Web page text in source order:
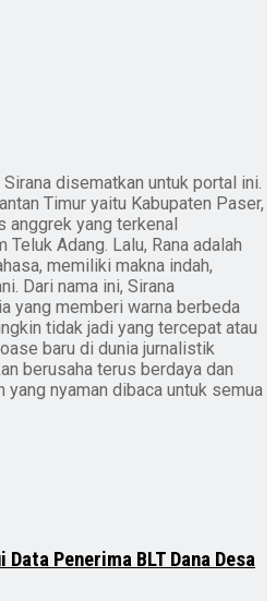
disematkan untuk portal ini.
Timur yaitu Kabupaten Paser,
anggrek yang terkenal
Teluk Adang. Lalu, Rana adalah
memiliki makna indah,
Dari nama ini, Sirana
yang memberi warna berbeda
tidak jadi yang tercepat atau
baru di dunia jurnalistik
berusaha terus berdaya dan
yang nyaman dibaca untuk semua
Penerima BLT Dana Desa